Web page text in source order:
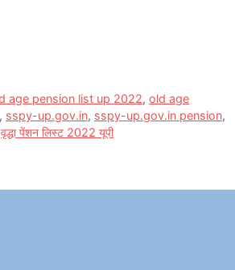
age pension list up 2022,old age
, sspy-up.gov.in, sspy-up.gov.in pension,
वृद्धा पेंशन लिस्ट 2022 यूपी